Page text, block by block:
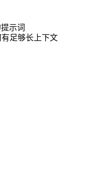
示词
足够长上下文